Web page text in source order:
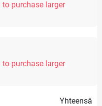
to purchase larger
to purchase larger
Yhteensä